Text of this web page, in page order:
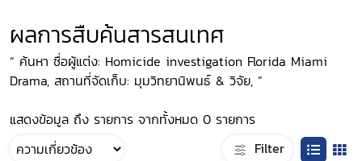
ผลการสืบค้นสารสนเทศ
“ ค้นหา ชื่อผู้แต่ง: Homicide investigation Florida Miami
Drama, สถานที่จัดเก็บ: มุมวิทยานิพนธ์ & วิจัย, ”
แสดงข้อมูล ถึง รายการ จากทั้งหมด 0 รายการ
Filter